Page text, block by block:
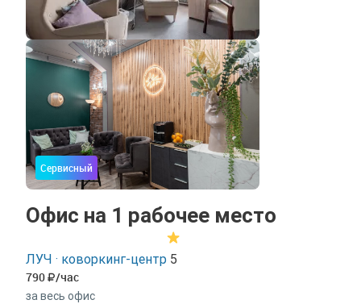
Сервисный
Офис на 1 рабочее место
ЛУЧ · коворкинг-центр 5
790 /час
за весь офис